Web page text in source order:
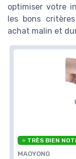
optimiser votre
les bons
achat malin et
⭐ TRÈS BIEN
MAOYONG